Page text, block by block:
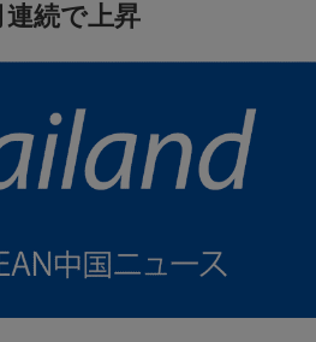
連続で上昇